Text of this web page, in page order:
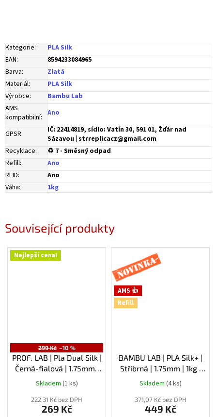
Související produkty
Nejlepší cena!
299 Kč –10 %
PROF. LAB | Pla Dual Silk |
Černá-fialová | 1.75mm |
1kg
Skladem (1 ks)
222,31 Kč bez DPH
269 Kč
Novinka
AMS 👍
Refill
BAMBU LAB | PLA Silk+ |
Stříbrná | 1.75mm | 1kg |
Refill
Skladem (4 ks)
371,07 Kč bez DPH
449 Kč
Kategorie:
PLA Silk
EAN:
8594233084965
Barva:
Zlatá
Materiál:
PLA Silk
Výrobce:
Bambu Lab
AMS
kompatibilní: Ano
GPSR:
IČ: 22414819, sídlo: Vatín 30, 591 01, Žďár nad
Sázavou | strreplicacz@gmail.com
Recyklace:
♻ 7 - Směsný odpad
Refill:
Ano
RFID:
Ano
Váha: 1kg